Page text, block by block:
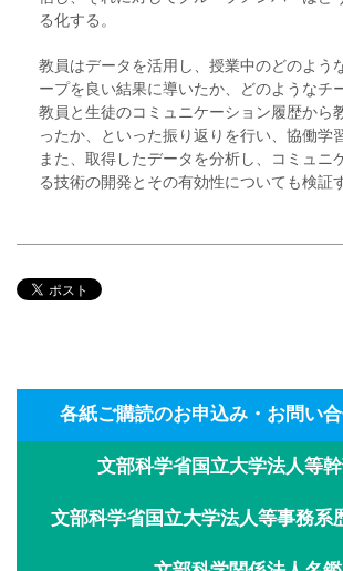
る化する。
教員はデータを活用し、授業中のどのよう
ープを良い結果に導いたか、どのようなチ
教員と生徒のコミュニケーション履歴から
ったか、といった振り返りを行い、協働学
また、取得したデータを分析し、コミュニ
る技術の開発とその有効性についても検証
各紙ご購読のお申込み・お問い
文部科学省国立大学法人等
文部科学省国立大学法人等事務系